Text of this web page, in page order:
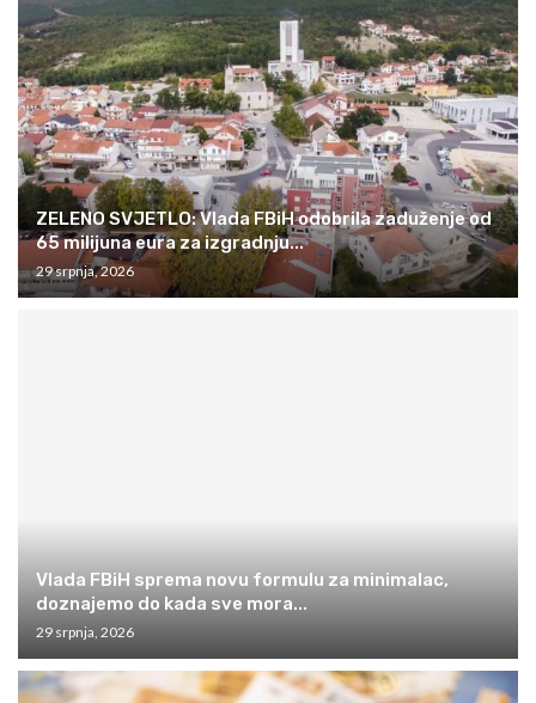
ZELENO SVJETLO: Vlada FBiH odobrila zaduženje od
65 milijuna eura za izgradnju...
29 srpnja, 2026
Vlada FBiH sprema novu formulu za minimalac,
doznajemo do kada sve mora...
29 srpnja, 2026